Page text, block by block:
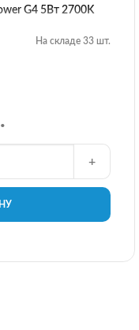
G4 5Вт 2700K
На складе 33 шт.
+